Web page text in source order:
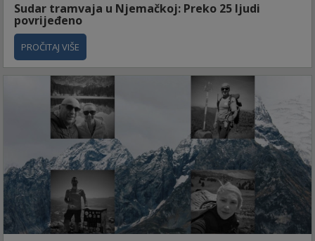
Sudar tramvaja u Njemačkoj: Preko 25 ljudi
povrijeđeno
PROČITAJ VIŠE